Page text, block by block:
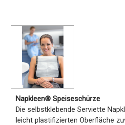
Napkleen® Speiseschürze
Die selbstklebende Serviette
leicht plastifizierten Oberfläche